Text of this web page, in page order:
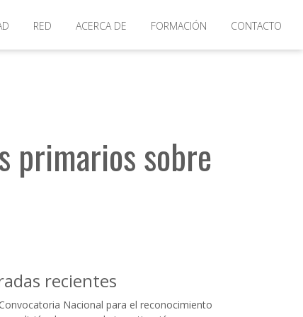
RED ACERCA DE FORMACIÓN CONTACTO
primarios sobre
recientes
Convocatoria Nacional para el reconocimiento